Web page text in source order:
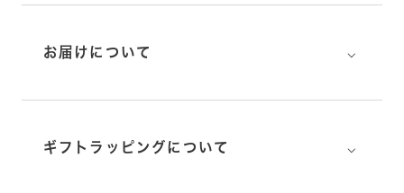
お届けについて ⌵
ギフトラッピングについて ⌵